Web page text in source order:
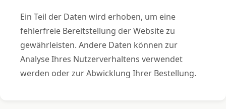
Ein Teil der Daten wird erhoben, um eine
fehlerfreie Bereitstellung der Website zu
gewährleisten. Andere Daten können zur
Analyse Ihres Nutzerverhaltens verwendet
werden oder zur Abwicklung Ihrer Bestellung.